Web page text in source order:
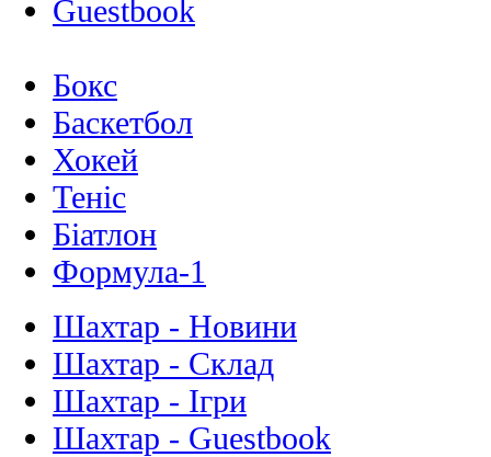
Guestbook
Бокс
Баскетбол
Хокей
Теніс
Біатлон
Формула-1
Шахтар - Новини
Шахтар - Склад
Шахтар - Ігри
Шахтар - Guestbook